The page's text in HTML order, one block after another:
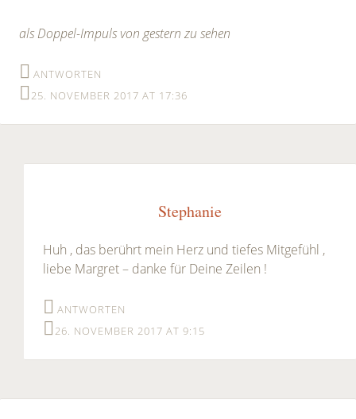
als Doppel-Impuls von gestern zu sehen
ANTWORTEN
25. NOVEMBER 2017 AT 17:36
Stephanie
Huh , das berührt mein Herz und tiefes Mitgefühl ,
liebe Margret – danke für Deine Zeilen !
ANTWORTEN
26. NOVEMBER 2017 AT 9:15